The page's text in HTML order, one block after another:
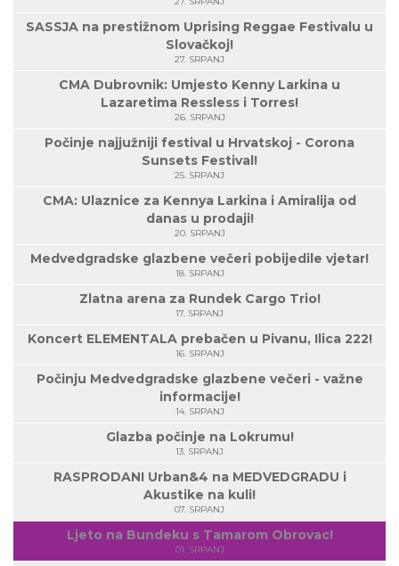
SASSJA na prestižnom Uprising Reggae Festivalu u
Slovačkoj!
27. SRPANJ
CMA Dubrovnik: Umjesto Kenny Larkina u
Lazaretima Ressless i Torres!
26. SRPANJ
Počinje najjužniji festival u Hrvatskoj - Corona
Sunsets Festival!
25. SRPANJ
CMA: Ulaznice za Kennya Larkina i Amiralija od
danas u prodaji!
20. SRPANJ
Medvedgradske glazbene večeri pobijedile vjetar!
18. SRPANJ
Zlatna arena za Rundek Cargo Trio!
17. SRPANJ
Koncert ELEMENTALA prebačen u Pivanu, Ilica 222!
16. SRPANJ
Počinju Medvedgradske glazbene večeri - važne
informacije!
14. SRPANJ
Glazba počinje na Lokrumu!
13. SRPANJ
RASPRODANI Urban&4 na MEDVEDGRADU i
Akustike na kuli!
07. SRPANJ
Ljeto na Bundeku s Tamarom Obrovac!
01. SRPANJ